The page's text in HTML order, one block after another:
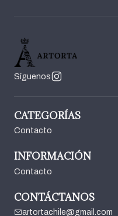
Síguenos
CATEGORÍAS
Contacto
INFORMACIÓN
Contacto
CONTÁCTANOS
artortachile@gmail.com